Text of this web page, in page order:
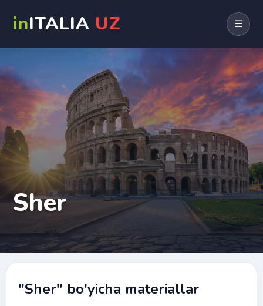
inITALIA UZ ☰
Sher
"Sher" bo'yicha materiallar